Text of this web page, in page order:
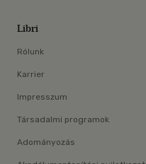
Libri
Rólunk
Karrier
Impresszum
Társadalmi programok
Adományozás